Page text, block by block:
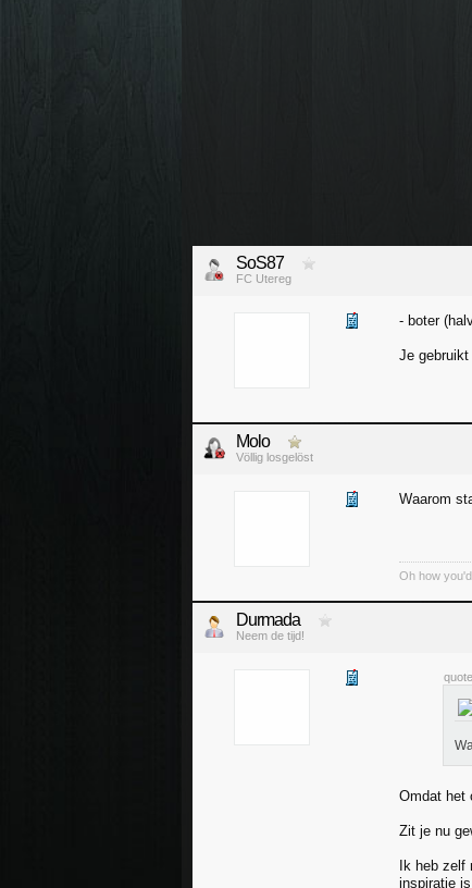
SoS87
FC Utereg
- boter
Je gebruikt
Molo
Völlig losgelöst
Waarom
Oh how
Durmada
Neem de tijd!
Omdat het
Zit je nu
Ik heb
inspiratie